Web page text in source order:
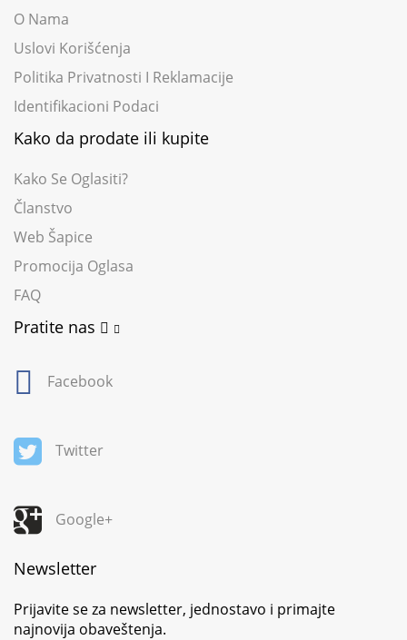
O Nama
Uslovi Korišćenja
Politika Privatnosti I Reklamacije
Identifikacioni Podaci
Kako da prodate ili kupite
Kako Se Oglasiti?
Članstvo
Web Šapice
Promocija Oglasa
FAQ
Pratite nas
Facebook
Twitter
Google+
Newsletter
Prijavite se za newsletter, jednostavo i primajte
najnovija obaveštenja.